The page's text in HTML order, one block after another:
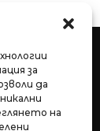
за
да
на